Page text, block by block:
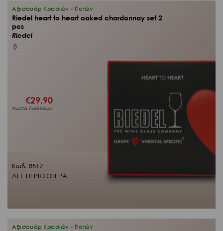
Κωδ. 8512
ΔΕΣ ΠΕΡΙΣΣΟΤΕΡΑ
Αξεσουάρ Κρασιών - Ποτών
Riedel heart to heart oaked chardonnay set 2
pcs
Riedel
€29,90
Άμεσα διαθέσιμο
Αξεσουάρ Κρασιών - Ποτών